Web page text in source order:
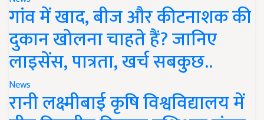
गांव में खाद, बीज और कीटनाशक की
दुकान खोलना चाहते हैं? जानिए
लाइसेंस, पात्रता, खर्च सबकुछ..
News
रानी लक्ष्मीबाई कृषि विश्वविद्यालय में